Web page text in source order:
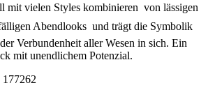
mit vielen Styles kombinieren  von lässigen
Abendlooks  und trägt die Symbolik
Verbundenheit aller Wesen in sich. Ein
mit unendlichem Potenzial.